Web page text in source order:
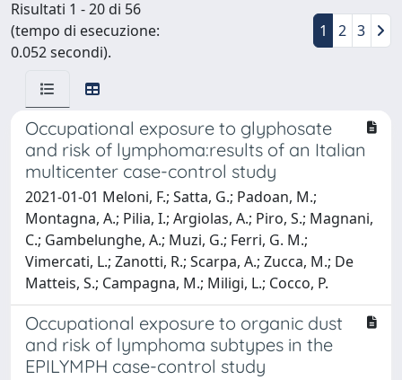
Risultati 1 - 20 di 56
(tempo di esecuzione:
0.052 secondi).
1 2 3
Occupational exposure to glyphosate
and risk of lymphoma:results of an Italian
multicenter case-control study
2021-01-01 Meloni, F.; Satta, G.; Padoan, M.;
Montagna, A.; Pilia, I.; Argiolas, A.; Piro, S.; Magnani,
C.; Gambelunghe, A.; Muzi, G.; Ferri, G. M.;
Vimercati, L.; Zanotti, R.; Scarpa, A.; Zucca, M.; De
Matteis, S.; Campagna, M.; Miligi, L.; Cocco, P.
Occupational exposure to organic dust
and risk of lymphoma subtypes in the
EPILYMPH case-control study